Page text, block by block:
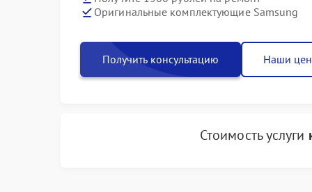
Оригинальные комплектующие Samsung
Получить консультацию Наши
Стоимость услуги